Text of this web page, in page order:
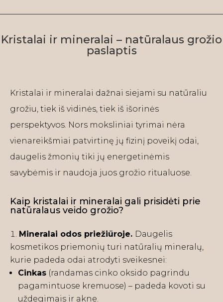
Kristalai ir mineralai – natūralaus grožio
paslaptis
Kristalai ir mineralai dažnai siejami su natūraliu
grožiu, tiek iš vidinės, tiek iš išorinės
perspektyvos. Nors moksliniai tyrimai nėra
vienareikšmiai patvirtinę jų fizinį poveikį odai,
daugelis žmonių tiki jų energetinėmis
savybėmis ir naudoja juos grožio ritualuose.
Kaip kristalai ir mineralai gali prisidėti prie
natūralaus veido grožio?
Mineralai odos priežiūroje. Daugelis
kosmetikos priemonių turi natūralių mineralų,
kurie padeda odai atrodyti sveikesnei:
Cinkas (randamas cinko oksido pagrindu
pagamintuose kremuose) – padeda kovoti su
uždegimais ir akne.